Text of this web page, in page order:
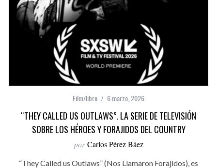
Film/libro 6 marzo, 2026
“THEY CALLED US OUTLAWS”. LA SERIE DE TELEVISIÓN
SOBRE LOS HÉROES Y FORAJIDOS DEL COUNTRY
por Carlos Pérez Báez
“They Called us Outlaws” (Nos Llamaron Forajidos), es